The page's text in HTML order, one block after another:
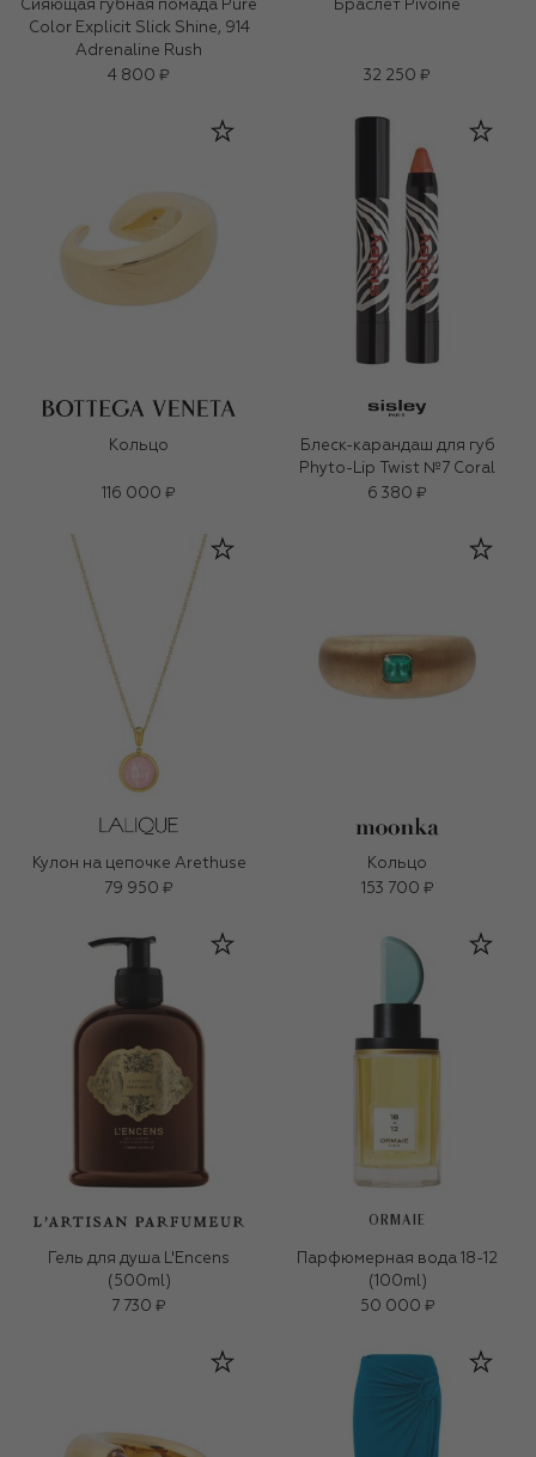
Сияющая губная помада Pure
Color Explicit Slick Shine, 914
Adrenaline Rush
4 800 ₽
Браслет Pivoine
32 250 ₽
Кольцо
116 000 ₽
Блеск-карандаш для губ
Phyto-Lip Twist №7 Coral
6 380 ₽
Кулон на цепочке Arethuse
79 950 ₽
Кольцо
153 700 ₽
Гель для душа L'Encens
(500ml)
7 730 ₽
ORMAIE
Парфюмерная вода 18-12
(100ml)
50 000 ₽